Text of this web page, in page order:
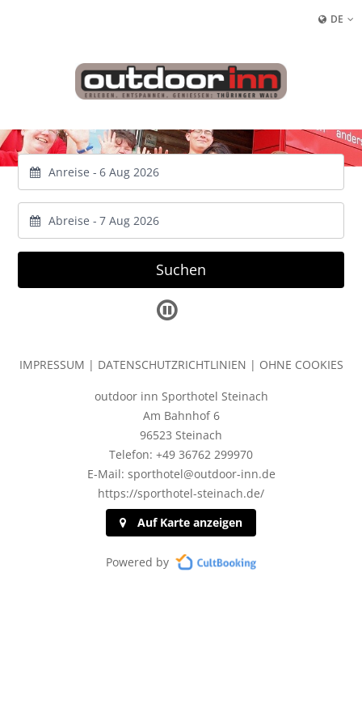
DE
Anreise -
Abreise -
IMPRESSUM | DATENSCHUTZRICHTLINIEN | OHNE COOKIES
outdoor inn Sporthotel Steinach
Am Bahnhof 6
96523 Steinach
Telefon: +49 36762 299970
E-Mail: sporthotel@outdoor-inn.de
https://sporthotel-steinach.de/
Auf Karte anzeigen
Powered by